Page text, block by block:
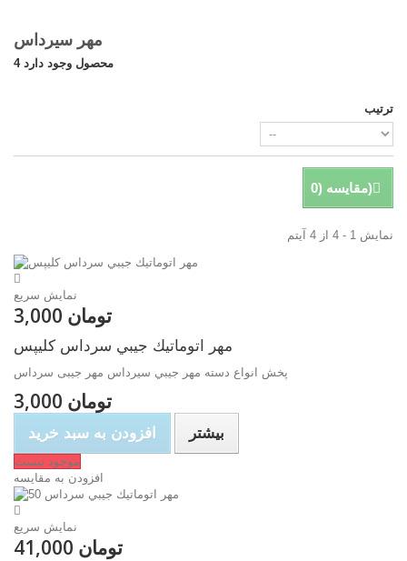
4 محصول وجود دارد
ترتیب
مقایسه (0 )
نمایش 1 - 4 از 4 آیتم
نمایش سریع
3,000 تومان
مهر اتوماتيك جيبي سرداس كليپس
پخش انواع دسته مهر جيبي سيرداس مهر جیبی سرداس
3,000 تومان
افزودن به سبد خرید بیشتر
موجود نیست
افزودن به مقایسه
نمایش سریع
41,000 تومان